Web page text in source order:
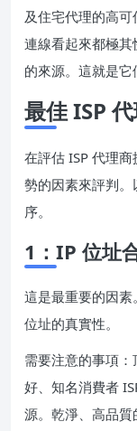
及住宅代理的高
連線看起來都極
的來源。這就是它
最佳 ISP
在評估 ISP 代理
勢的因素來評判
序。
1：IP 位址
這是最重要的因
位址的真實性。
需要注意的事項
好、知名消費者
源。乾淨、高品